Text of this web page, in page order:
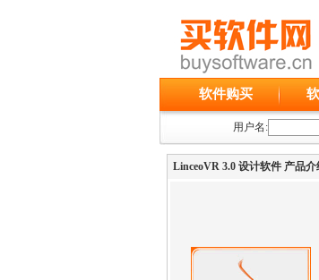
软件购买
用户名:
LinceoVR 3.0 设计软件 产品介